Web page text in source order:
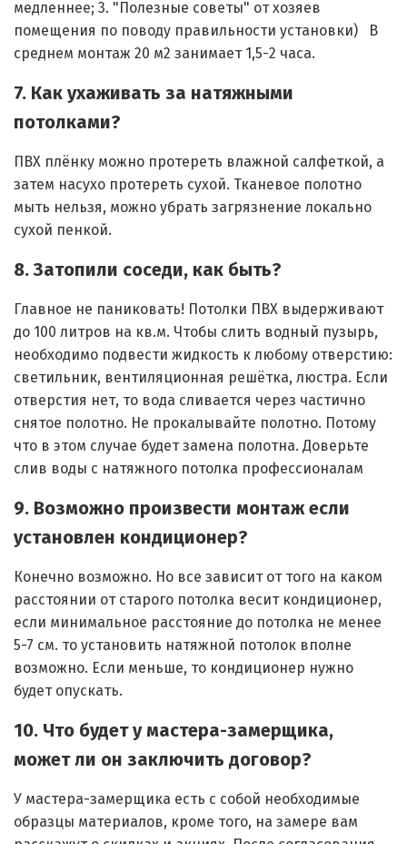
медленнее; 3. "Полезные советы" от хозяев
помещения по поводу правильности установки) В
среднем монтаж 20 м2 занимает 1,5-2 часа.
7. Как ухаживать за натяжными
потолками?
ПВХ плёнку можно протереть влажной салфеткой, а
затем насухо протереть сухой. Тканевое полотно
мыть нельзя, можно убрать загрязнение локально
сухой пенкой.
8. Затопили соседи, как быть?
Главное не паниковать! Потолки ПВХ выдерживают
до 100 литров на кв.м. Чтобы слить водный пузырь,
необходимо подвести жидкость к любому отверстию:
светильник, вентиляционная решётка, люстра. Если
отверстия нет, то вода сливается через частично
снятое полотно. Не прокалывайте полотно. Потому
что в этом случае будет замена полотна. Доверьте
слив воды с натяжного потолка профессионалам
9. Возможно произвести монтаж если
установлен кондиционер?
Конечно возможно. Но все зависит от того на каком
расстоянии от старого потолка весит кондиционер,
если минимальное расстояние до потолка не менее
5-7 см. то установить натяжной потолок вполне
возможно. Если меньше, то кондиционер нужно
будет опускать.
10. Что будет у мастера-замерщика,
может ли он заключить договор?
У мастера-замерщика есть с собой необходимые
образцы материалов, кроме того, на замере вам